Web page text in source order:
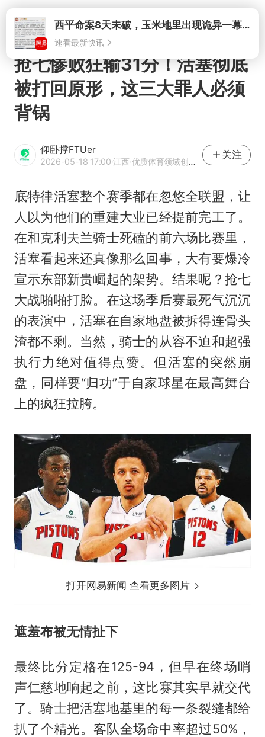
打开西平命案8天未破，玉米地里出现诡异一幕，我突然想起了欧金中
速看最新快讯
抢七惨败狂输31分！活塞彻底
被打回原形，这三大罪人必须
背锅
仰卧撑FTUer
2026-05-18 17:00·江西·优质体育领域创作者
关注
底特律活塞整个赛季都在忽悠全联盟，让
人以为他们的重建大业已经提前完工了。
在和克利夫兰骑士死磕的前六场比赛里，
活塞看起来还真像那么回事，大有要爆冷
宣示东部新贵崛起的架势。结果呢？抢七
大战啪啪打脸。在这场季后赛最死气沉沉
的表演中，活塞在自家地盘被拆得连骨头
渣都不剩。当然，骑士的从容不迫和超强
执行力绝对值得点赞。但活塞的突然崩
盘，同样要“归功”于自家球星在最高舞台
上的疯狂拉胯。
打开网易新闻 查看更多图片
遮羞布被无情扯下
最终比分定格在125-94，但早在终场哨
声仁慈地响起之前，这比赛其实早就交代
了。骑士把活塞地基里的每一条裂缝都给
扒了个精光。客队全场命中率超过50%，